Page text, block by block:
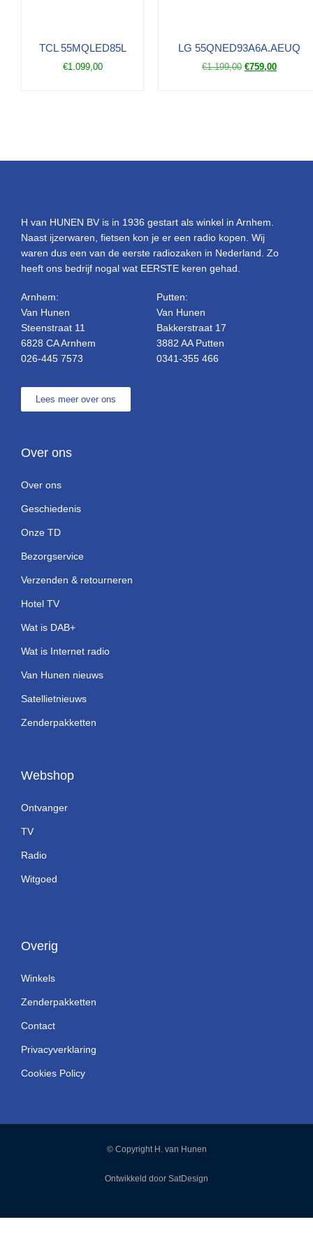
TCL 55MQLED85L
€1.099,00
LG 55QNED93A6A.AEUQ
€1.199,00 €759,00
H van HUNEN BV is in 1936 gestart als winkel in Arnhem.
Naast ijzerwaren, fietsen kon je er een radio kopen. Wij
waren dus een van de eerste radiozaken in Nederland. Zo
heeft ons bedrijf nogal wat EERSTE keren gehad.
Arnhem:
Van Hunen
Steenstraat 11
6828 CA Arnhem
026-445 7573
Putten:
Van Hunen
Bakkerstraat 17
3882 AA Putten
0341-355 466
Lees meer over ons
Over ons
Over ons
Geschiedenis
Onze TD
Bezorgservice
Verzenden & retourneren
Hotel TV
Wat is DAB+
Wat is Internet radio
Van Hunen nieuws
Satellietnieuws
Zenderpakketten
Webshop
Ontvanger
TV
Radio
Witgoed
Overig
Winkels
Zenderpakketten
Contact
Privacyverklaring
Cookies Policy
© Copyright H. van Hunen
Ontwikkeld door SatDesign